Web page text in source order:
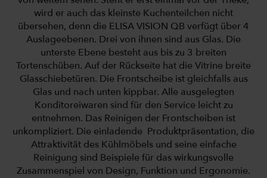
wird er auch das kleinste Kuchenteilchen nicht
übersehen, denn die ELISA VISION QB verfügt über 4
Auslageebenen. Drei von ihnen sind aus Glas. Die
unterste Ebene besteht aus bis zu 3 breiten
Tortenschüben. Auf der Rückseite hat die Vitrine breite
Glasschiebetüren. Die Frontscheibe ist gleichfalls aus
Glas und nach unten kippbar. Alle ausgelegten
Konditoreiwaren sind für den Service leicht zu
entnehmen. Das Reinigen der Frontscheiben ist
unkompliziert. Die einladende Produktpräsentation, die
Attraktivität des Kühlmöbels und seine einfache
Reinigung sind Beispiele für das wirkungsvolle
Zusammenspiel von Design, Funktion und Ergonomie.